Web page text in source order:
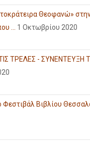
Θεοφανώ»
...
1 Οκτωβρίου 2020
ΤΡΕΛΕΣ - ΣΥΝΕΝΤΕΥΞΗ
Φεστιβάλ Βιβλίου